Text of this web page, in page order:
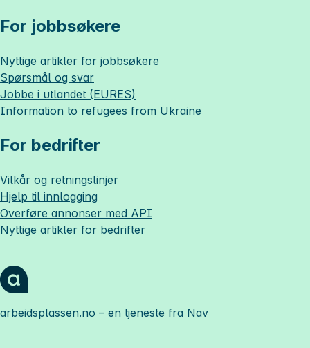
For jobbsøkere
Nyttige artikler for jobbsøkere
Spørsmål og svar
Jobbe i utlandet (EURES)
Information to refugees from Ukraine
For bedrifter
Vilkår og retningslinjer
Hjelp til innlogging
Overføre annonser med API
Nyttige artikler for bedrifter
arbeidsplassen.no – en tjeneste fra Nav